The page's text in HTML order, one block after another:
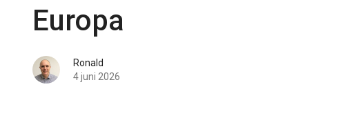
Europa
Ronald
4 juni 2026